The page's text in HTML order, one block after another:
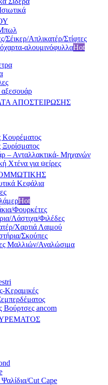
Σέικερ/Απλικατέρ/Στίφτες
αλουμινόφυλλαHot
ΑΠΟΣΤΕΙΡΩΣΗΣ
Κουρέματος
– Ανταλλακτικά- Μηχανών
Χτένα για ψείρες
Κεφάλια
Hot
Φουρκέτες
Λάστιχα/Φιλέδες
Χαρτιά Λαιμού
Σκούπες
Μαλλιών/Αναλώσιμα
Κεραμικές
Βούρτσες ancom
Cut Cape